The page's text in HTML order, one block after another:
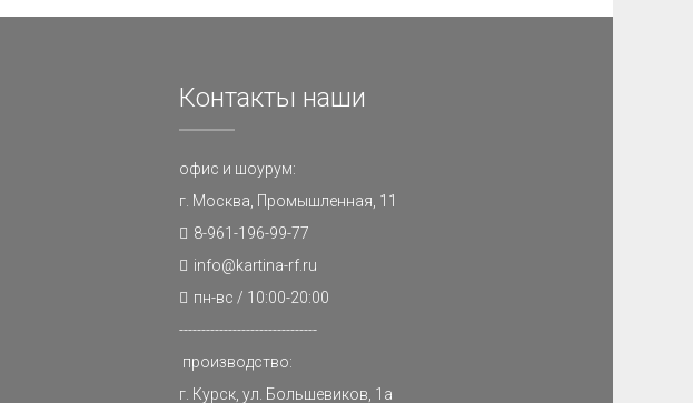
Контакты наши
офис и шоурум:
г. Москва, Промышленная, 11
8-961-196-99-77
info@kartina-rf.ru
пн-вс / 10:00-20:00
-------------------------------
производство:
г. Курск, ул. Большевиков, 1а